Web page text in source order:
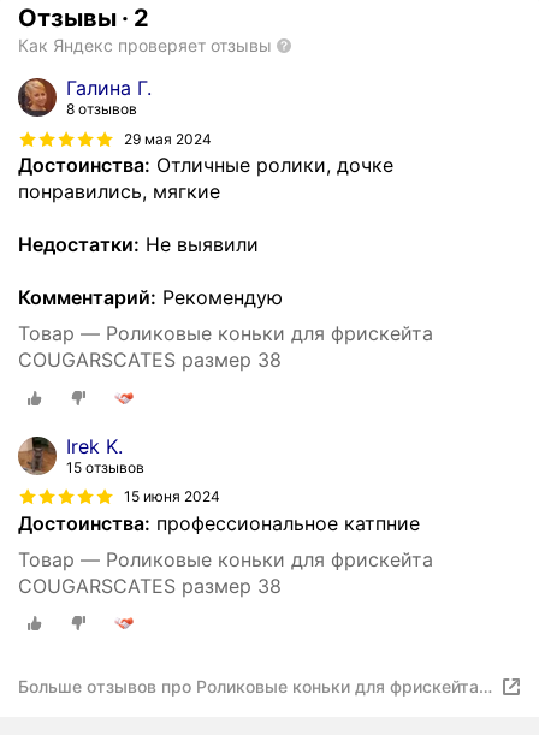
Отзывы · 2
Как Яндекс проверяет отзывы
Галина Г.
8 отзывов
29 мая 2024
Достоинства: Отличные ролики, дочке
понравились, мягкие
Недостатки: Не выявили
Комментарий: Рекомендую
Товар — Роликовые коньки для фрискейта
COUGARSCATES размер 38
Irek K.
15 отзывов
15 июня 2024
Достоинства: профессиональное катпние
Товар — Роликовые коньки для фрискейта
COUGARSCATES размер 38
Больше отзывов про Роликовые коньки для фрискейта